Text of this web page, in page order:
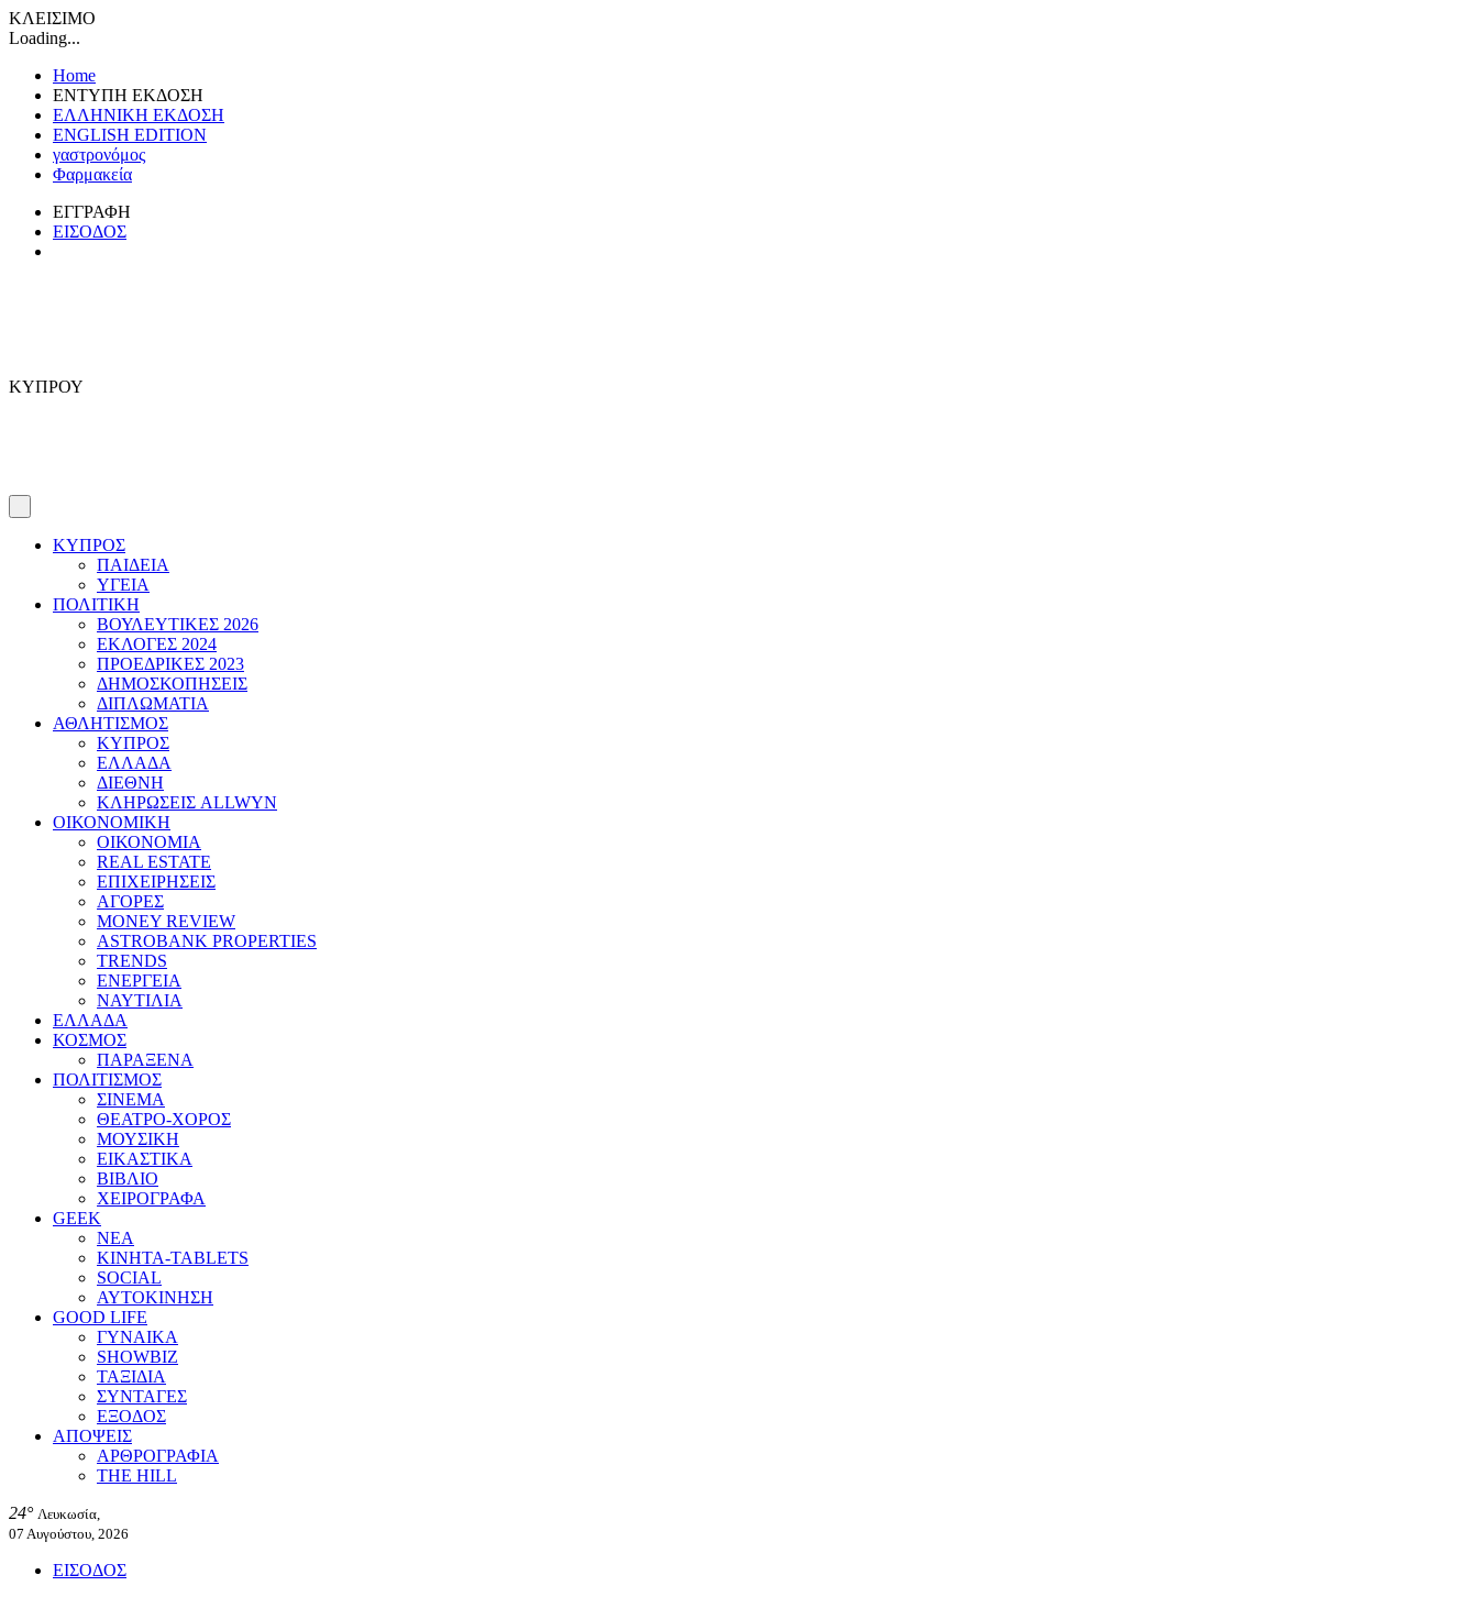
ΚΛΕΙΣΙΜΟ
Loading...
Home
ΕΝΤΥΠΗ ΕΚΔΟΣΗ
ΕΛΛΗΝΙΚΗ ΕΚΔΟΣΗ
ENGLISH EDITION
γαστρονόμος
Φαρμακεία
ΕΓΓΡΑΦΗ
ΕΙΣΟΔΟΣ
ΚΥΠΡΟΥ
ΚΥΠΡΟΣ
ΠΑΙΔΕΙΑ
ΥΓΕΙΑ
ΠΟΛΙΤΙΚΗ
ΒΟΥΛΕΥΤΙΚΕΣ 2026
ΕΚΛΟΓΕΣ 2024
ΠΡΟΕΔΡΙΚΕΣ 2023
ΔΗΜΟΣΚΟΠΗΣΕΙΣ
ΔΙΠΛΩΜΑΤΙΑ
ΑΘΛΗΤΙΣΜΟΣ
ΚΥΠΡΟΣ
ΕΛΛΑΔΑ
ΔΙΕΘΝΗ
ΚΛΗΡΩΣΕΙΣ ALLWYN
ΟΙΚΟΝΟΜΙΚΗ
ΟΙΚΟΝΟΜΙΑ
REAL ESTATE
ΕΠΙΧΕΙΡΗΣΕΙΣ
ΑΓΟΡΕΣ
MONEY REVIEW
ASTROBANK PROPERTIES
TRENDS
ΕΝΕΡΓΕΙΑ
ΝΑΥΤΙΛΙΑ
ΕΛΛΑΔΑ
ΚΟΣΜΟΣ
ΠΑΡΑΞΕΝΑ
ΠΟΛΙΤΙΣΜΟΣ
ΣΙΝΕΜΑ
ΘΕΑΤΡΟ-ΧΟΡΟΣ
ΜΟΥΣΙΚΗ
ΕΙΚΑΣΤΙΚΑ
ΒΙΒΛΙΟ
ΧΕΙΡΟΓΡΑΦΑ
GEEK
ΝΕΑ
ΚΙΝΗΤΑ-TABLETS
SOCIAL
ΑΥΤΟΚΙΝΗΣΗ
GOOD LIFE
ΓΥΝΑΙΚΑ
SHOWBIZ
ΤΑΞΙΔΙΑ
ΣΥΝΤΑΓΕΣ
ΕΞΟΔΟΣ
ΑΠΟΨΕΙΣ
ΑΡΘΡΟΓΡΑΦΙΑ
THE HILL
24° Λευκωσία,
07 Αυγούστου, 2026
ΕΙΣΟΔΟΣ